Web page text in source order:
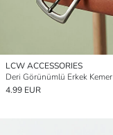
LCW ACCESSORIES
Deri Görünümlü Erkek Kemer
4.99 EUR